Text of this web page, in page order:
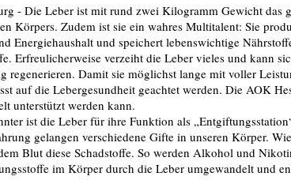
- Die Leber ist mit rund zwei Kilogramm Gewicht das
Körpers. Zudem ist sie ein wahres Multitalent: Sie
Energiehaushalt und speichert lebenswichtige
Erfreulicherweise verzeiht die Leber vieles und kann
regenerieren. Damit sie möglichst lange mit voller
auf die Lebergesundheit geachtet werden. Die AOK
unterstützt werden kann.
ist die Leber für ihre Funktion als
gelangen verschiedene Gifte in unseren Körper.
Blut diese Schadstoffe. So werden Alkohol und
im Körper durch die Leber umgewandelt und